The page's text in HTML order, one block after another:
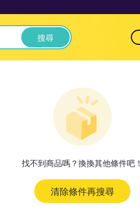
搜尋
找不到商品嗎？換換其他條件吧！
清除條件再搜尋